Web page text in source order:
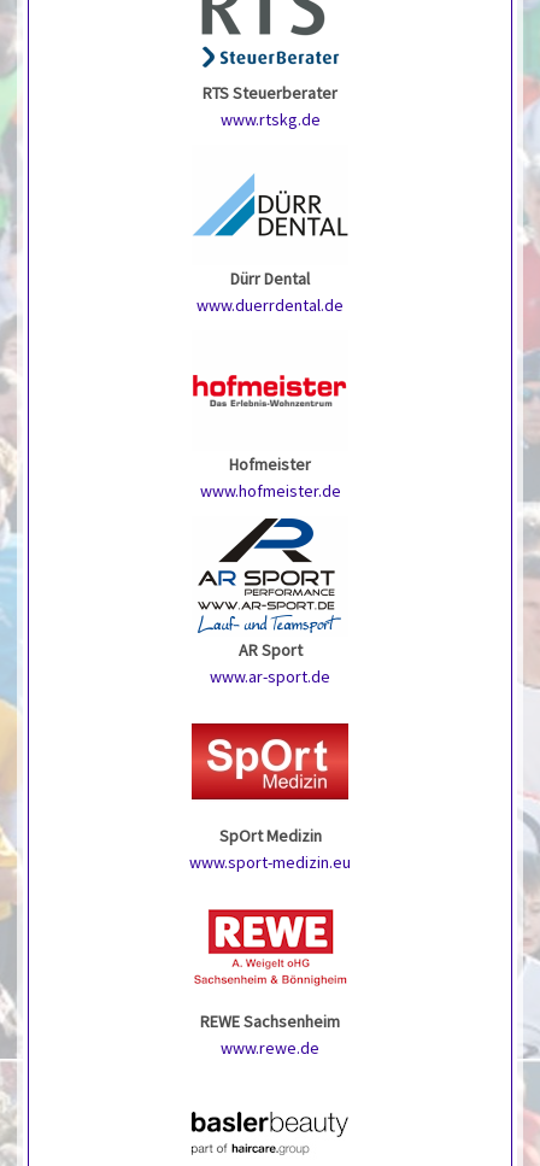
RTS Steuerberater
www.rtskg.de
Dürr Dental
www.duerrdental.de
Hofmeister
www.hofmeister.de
AR Sport
www.ar-sport.de
SpOrt Medizin
www.sport-medizin.eu
REWE Sachsenheim
www.rewe.de